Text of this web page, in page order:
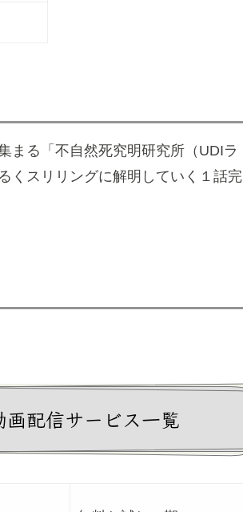
まる「不自然死究明研究所（UDIラ
くスリリングに解明していく１話完
画配信サービス一覧